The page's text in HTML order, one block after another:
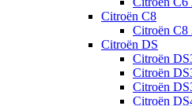
Citroën C8
Citroën C8
Citroën DS
Citroën
Citroën
Citroën
Citroën